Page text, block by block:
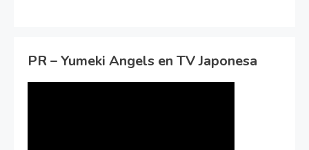
PR – Yumeki Angels en TV Japonesa